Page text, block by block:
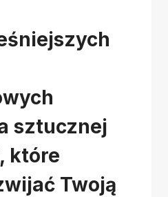
sztucznej
które
Twoją